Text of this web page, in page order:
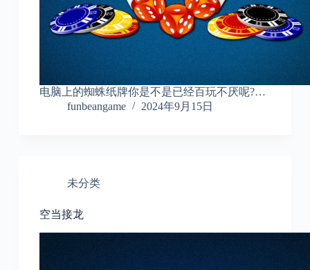
电脑上的蜘蛛纸牌你是不是已经百玩不厌呢?…
funbeangame
2024年9月15日
未分类
空当接龙